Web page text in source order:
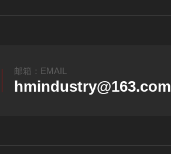
邮箱：EMAIL
hmindustry@163.com